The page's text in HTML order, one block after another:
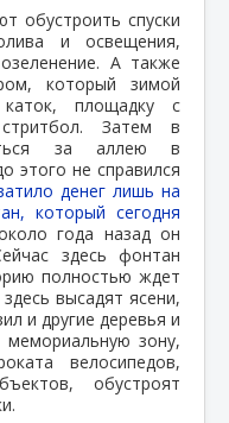
обустроить спуски
и освещения,
А также
который зимой
каток, площадку с
Затем в
за аллею в
этого не справился
денег лишь на
который сегодня
года назад он
здесь фонтан
полностью ждет
высадят ясени,
и другие деревья и
мемориальную зону,
велосипедов,
обустроят